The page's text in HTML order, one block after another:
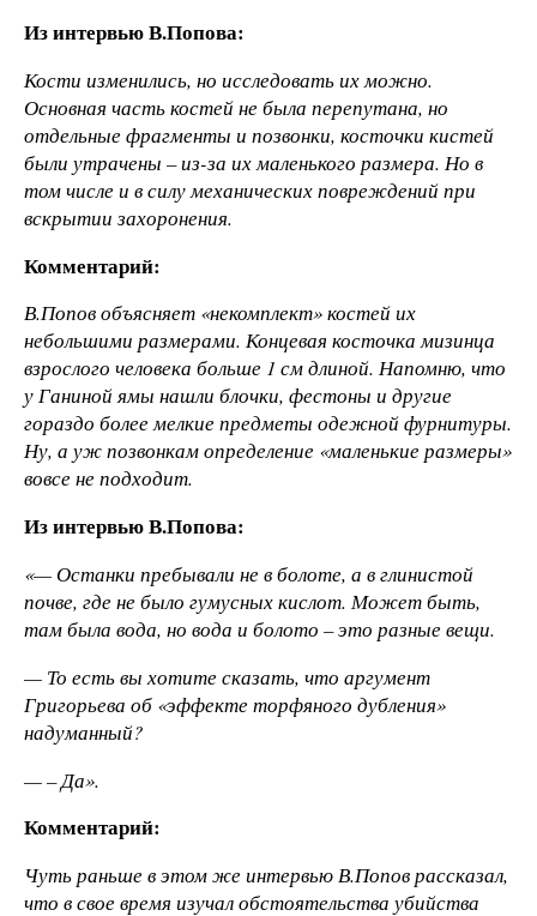
Из интервью В.Попова:
Кости изменились, но исследовать их можно.
Основная часть костей не была перепутана, но
отдельные фрагменты и позвонки, косточки кистей
были утрачены – из-за их маленького размера. Но в
том числе и в силу механических повреждений при
вскрытии захоронения.
Комментарий:
В.Попов объясняет «некомплект» костей их
небольшими размерами. Концевая косточка мизинца
взрослого человека больше 1 см длиной. Напомню, что
у Ганиной ямы нашли блочки, фестоны и другие
гораздо более мелкие предметы одежной фурнитуры.
Ну, а уж позвонкам определение «маленькие размеры»
вовсе не подходит.
Из интервью В.Попова:
«— Останки пребывали не в болоте, а в глинистой
почве, где не было гумусных кислот. Может быть,
там была вода, но вода и болото – это разные вещи.
— То есть вы хотите сказать, что аргумент
Григорьева об «эффекте торфяного дубления»
надуманный?
— – Да».
Комментарий:
Чуть раньше в этом же интервью В.Попов рассказал,
что в свое время изучал обстоятельства убийства